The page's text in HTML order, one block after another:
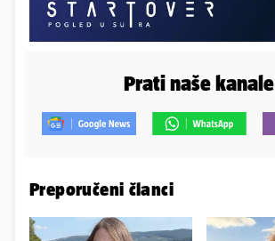
Prati naše kanale
Preporučeni članci